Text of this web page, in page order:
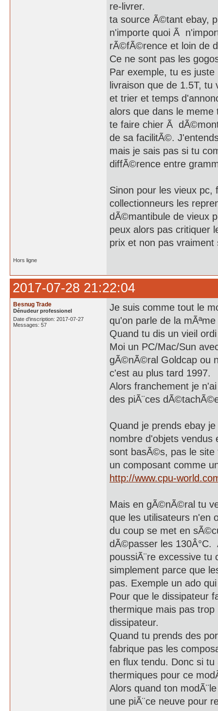
re-livrer.
ta source Ã©tant ebay,
n'importe quoi Ã
rÃ©fÃ©rence et loin de
Ce ne sont pas les
Par exemple, tu es
livraison que de 1.5T,
et trier et temps
alors que dans le
te faire chier Ã
de sa facilitÃ©.
mais je sais pas si tu
diffÃ©rence entre
Sinon pour les vieux
collectionneurs les
dÃ©mantibule de vieux
peux alors pas critiquer
prix et non pas
Hors ligne
2017-07-28 21:22:04
Besnug Trade
Dénudeur professionel
Date d'inscription: 2017-07-27
Messages: 57
Je suis comme tout le
qu'on parle de la
Quand tu dis un vieil
Moi un PC/Mac/Sun
gÃ©nÃ©ral Goldcap ou
c'est au plus tard 1997.
Alors franchement je
des piÃ¨ces
Quand je prends ebay
nombre d'objets vendus
sont basÃ©s, pas le
un composant comme
http://www.cpu-
Mais en gÃ©nÃ©ral tu
que les utilisateurs n'en
du coup se met en
dÃ©passer les 130Â°C.
poussiÃ¨re excessive
simplement parce que
pas. Exemple un ado
Pour que le dissipateur
thermique mais pas
dissipateur.
Quand tu prends des
fabrique pas les
en flux tendu. Donc si
thermiques pour ce
Alors quand ton
une piÃ¨ce neuve pour